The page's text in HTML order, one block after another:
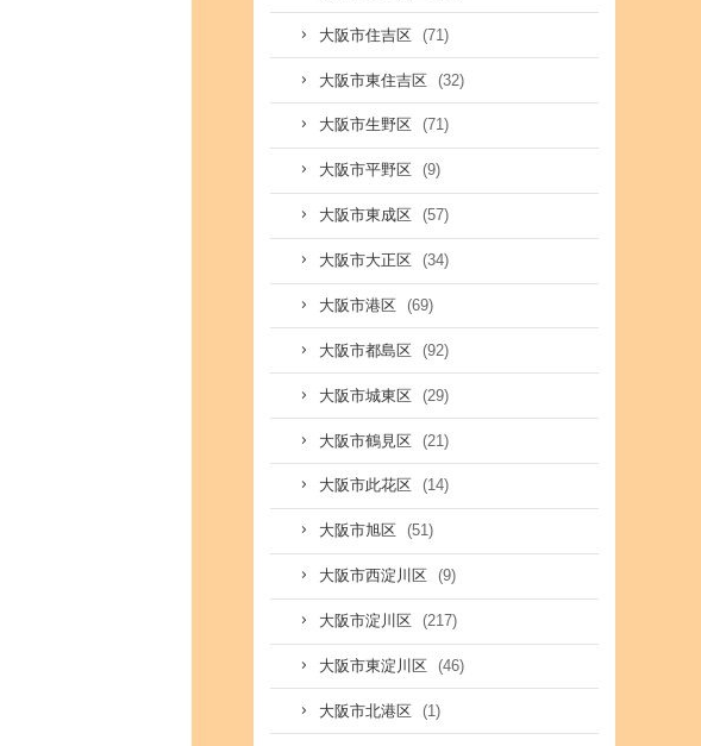
大阪市住吉区 (71)
大阪市東住吉区 (32)
大阪市生野区 (71)
大阪市平野区 (9)
大阪市東成区 (57)
大阪市大正区 (34)
大阪市港区 (69)
大阪市都島区 (92)
大阪市城東区 (29)
大阪市鶴見区 (21)
大阪市此花区 (14)
大阪市旭区 (51)
大阪市西淀川区 (9)
大阪市淀川区 (217)
大阪市東淀川区 (46)
大阪市北港区 (1)